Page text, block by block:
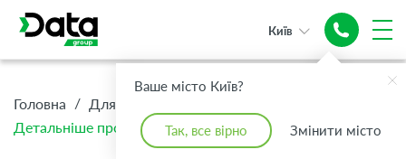
Ваше місто Київ?
Так, все вірно Змінити місто
Київ
Головна / Для Дому
Детальніше про тариф Базовий